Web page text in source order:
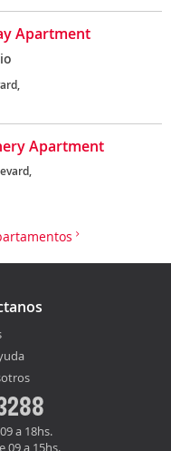
Apartment
Apartment
a 18hs.
09 a 15hs.